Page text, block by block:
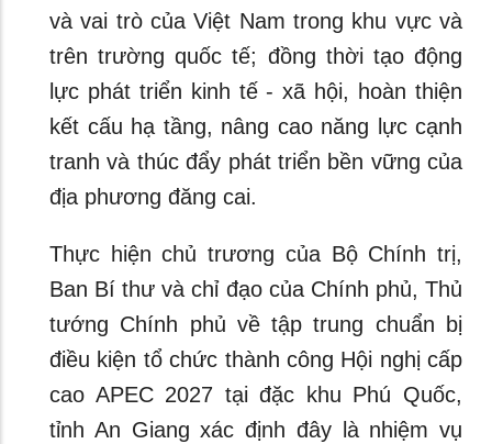
và vai trò của Việt Nam trong khu vực và
trên trường quốc tế; đồng thời tạo động
lực phát triển kinh tế - xã hội, hoàn thiện
kết cấu hạ tầng, nâng cao năng lực cạnh
tranh và thúc đẩy phát triển bền vững của
địa phương đăng cai.
Thực hiện chủ trương của Bộ Chính trị,
Ban Bí thư và chỉ đạo của Chính phủ, Thủ
tướng Chính phủ về tập trung chuẩn bị
điều kiện tổ chức thành công Hội nghị cấp
cao APEC 2027 tại đặc khu Phú Quốc,
tỉnh An Giang xác định đây là nhiệm vụ